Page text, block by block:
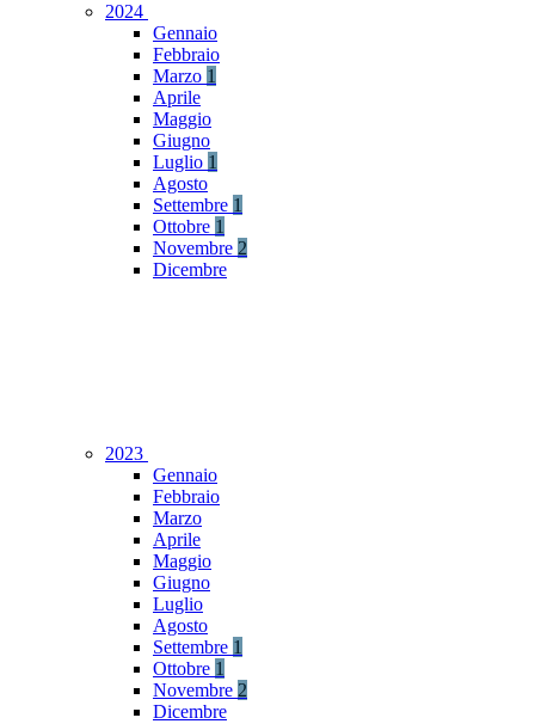
2024
Gennaio
Febbraio
Marzo 1
Aprile
Maggio
Giugno
Luglio 1
Agosto
Settembre 1
Ottobre 1
Novembre 2
Dicembre
2023
Gennaio
Febbraio
Marzo
Aprile
Maggio
Giugno
Luglio
Agosto
Settembre 1
Ottobre 1
Novembre 2
Dicembre